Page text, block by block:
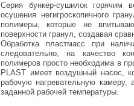
Серия бункер-сушилок горячим
осушения негигроскопичного
полимеры, которые не
поверхности гранул, создавая
Обработка пластмасс при
следовательно, на качество
полимеров просто необходима в
PLAST имеет воздушный насос,
рабочую нагревательную
заданной рабочей температуры.